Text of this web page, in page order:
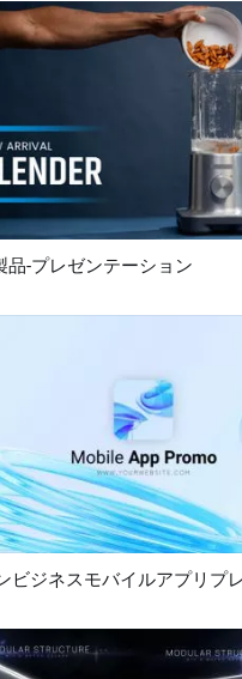
プレビュー AI再生成
品-プレゼンテーション
プレビュー AI再生成